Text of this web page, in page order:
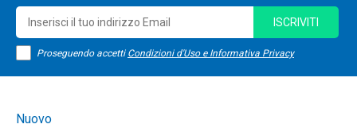
Proseguendo accetti Condizioni d'Uso e Informativa Privacy
ISCRIVITI
Nuovo